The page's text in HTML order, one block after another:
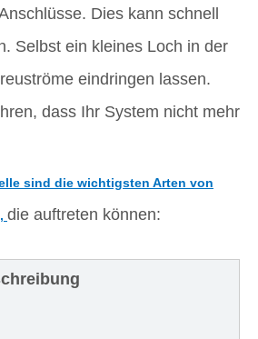
Dies kann schnell
Selbst ein kleines Loch in der
eindringen lassen.
dass Ihr System nicht mehr
sind die wichtigsten Arten von
die auftreten können: